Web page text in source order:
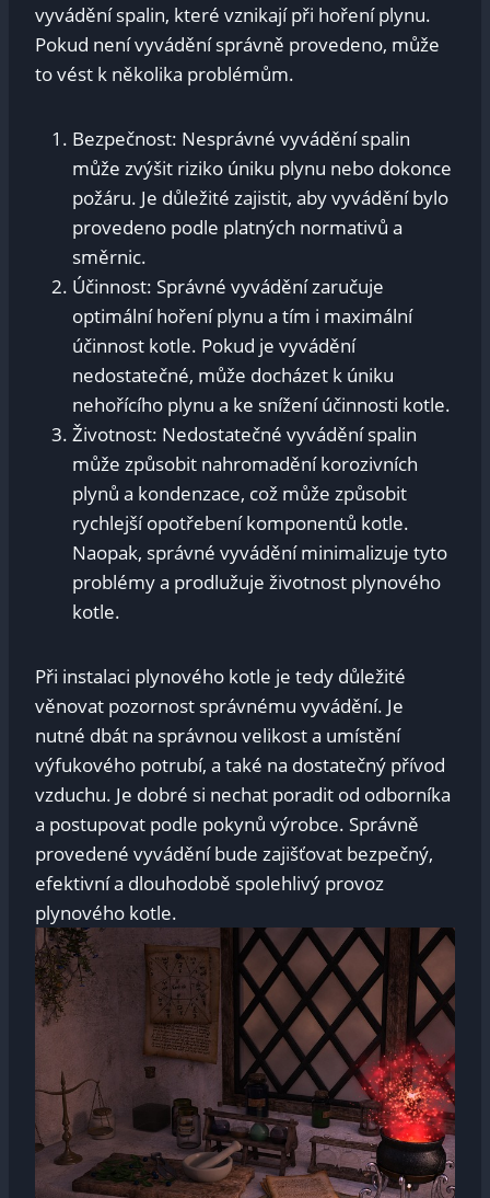
vyvádění spalin, které vznikají při hoření plynu.
Pokud není vyvádění správně provedeno, může
to vést k několika problémům.
Bezpečnost: Nesprávné vyvádění spalin
může zvýšit riziko úniku plynu nebo dokonce
požáru. Je důležité zajistit, aby vyvádění bylo
provedeno podle platných normativů a
směrnic.
Účinnost: Správné vyvádění zaručuje
optimální hoření plynu a tím i maximální
účinnost kotle. Pokud je vyvádění
nedostatečné, může docházet k úniku
nehořícího plynu a ke snížení účinnosti kotle.
Životnost: Nedostatečné vyvádění spalin
může způsobit nahromadění korozivních
plynů a kondenzace, což může způsobit
rychlejší opotřebení komponentů kotle.
Naopak, správné vyvádění minimalizuje tyto
problémy a prodlužuje životnost plynového
kotle.
Při instalaci plynového kotle je tedy důležité
věnovat pozornost správnému vyvádění. Je
nutné dbát na správnou velikost a umístění
výfukového potrubí, a také na dostatečný přívod
vzduchu. Je dobré si nechat poradit od odborníka
a postupovat podle pokynů výrobce. Správně
provedené vyvádění bude zajišťovat bezpečný,
efektivní a dlouhodobě spolehlivý provoz
plynového kotle.